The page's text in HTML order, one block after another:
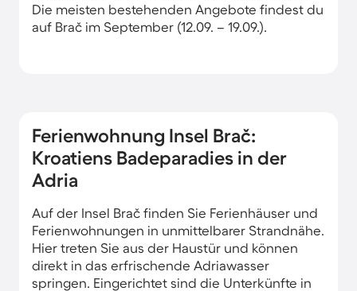
Die meisten bestehenden Angebote findest du
auf Brač im September (12.09. – 19.09.).
Ferienwohnung Insel Brač:
Kroatiens Badeparadies in der
Adria
Auf der Insel Brač finden Sie Ferienhäuser und
Ferienwohnungen in unmittelbarer Strandnähe.
Hier treten Sie aus der Haustür und können
direkt in das erfrischende Adriawasser
springen. Eingerichtet sind die Unterkünfte in